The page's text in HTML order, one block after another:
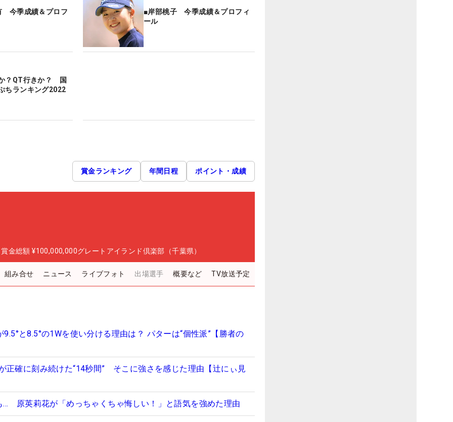
今季成績＆プロフ
■岸部桃子 今季成績＆プロフィ
ール
？QT行きか？ 国
ちランキング2022
賞金ランキング 年間日程 ポイント・成績
賞金総額 ¥100,000,000グレートアイランド倶楽部（千葉県）
組み合せ ニュース ライブフォト 出場選手 概要など TV放送予定
9.5°と8.5°の1Wを使い分ける理由は？ パターは“個性派”【勝者の
正確に刻み続けた“14秒間” そこに強さを感じた理由【辻にぃ見
… 原英莉花が「めっちゃくちゃ悔しい！」と語気を強めた理由